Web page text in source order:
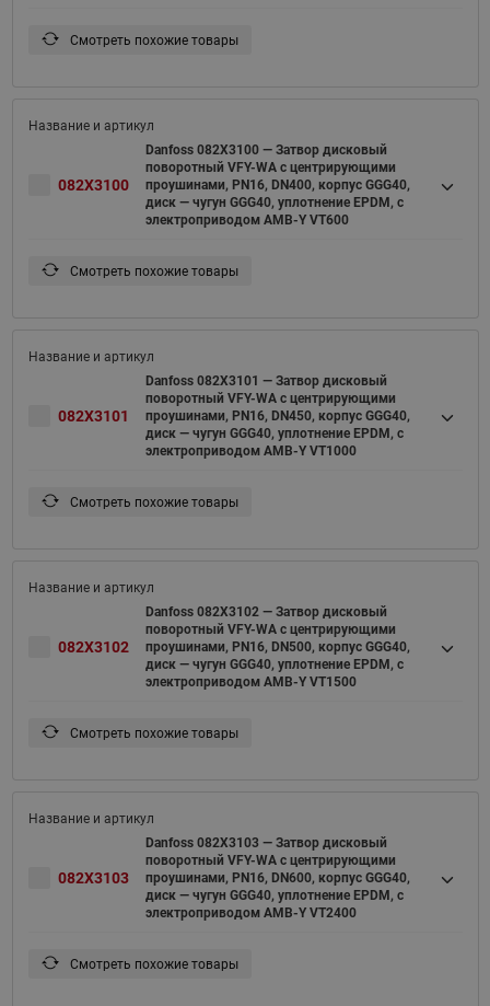
Смотреть похожие товары
082X3100
Danfoss 082X3100 — Затвор дисковый
поворотный VFY-WA с центрирующими
проушинами, PN16, DN400, корпус GGG40,
диск — чугун GGG40, уплотнение EPDM, с
электроприводом AMB-Y VT600
Смотреть похожие товары
082X3101
Danfoss 082X3101 — Затвор дисковый
поворотный VFY-WA с центрирующими
проушинами, PN16, DN450, корпус GGG40,
диск — чугун GGG40, уплотнение EPDM, с
электроприводом AMB-Y VT1000
Смотреть похожие товары
082X3102
Danfoss 082X3102 — Затвор дисковый
поворотный VFY-WA с центрирующими
проушинами, PN16, DN500, корпус GGG40,
диск — чугун GGG40, уплотнение EPDM, с
электроприводом AMB-Y VT1500
Смотреть похожие товары
082X3103
Danfoss 082X3103 — Затвор дисковый
поворотный VFY-WA с центрирующими
проушинами, PN16, DN600, корпус GGG40,
диск — чугун GGG40, уплотнение EPDM, с
электроприводом AMB-Y VT2400
Смотреть похожие товары